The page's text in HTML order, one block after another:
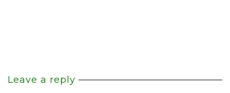
Leave a reply